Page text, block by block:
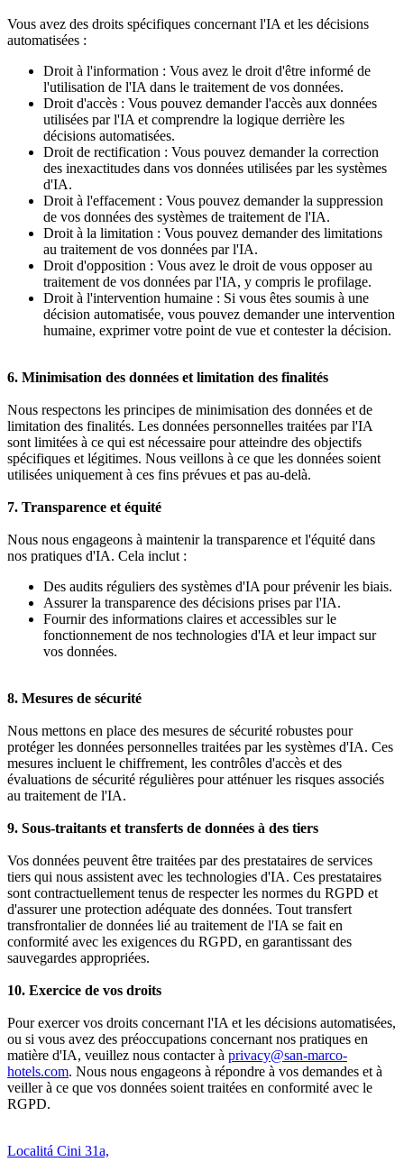
Vous avez des droits spécifiques concernant l'IA et les décisions
automatisées :
Droit à l'information : Vous avez le droit d'être informé de
l'utilisation de l'IA dans le traitement de vos données.
Droit d'accès : Vous pouvez demander l'accès aux données
utilisées par l'IA et comprendre la logique derrière les
décisions automatisées.
Droit de rectification : Vous pouvez demander la correction
des inexactitudes dans vos données utilisées par les systèmes
d'IA.
Droit à l'effacement : Vous pouvez demander la suppression
de vos données des systèmes de traitement de l'IA.
Droit à la limitation : Vous pouvez demander des limitations
au traitement de vos données par l'IA.
Droit d'opposition : Vous avez le droit de vous opposer au
traitement de vos données par l'IA, y compris le profilage.
Droit à l'intervention humaine : Si vous êtes soumis à une
décision automatisée, vous pouvez demander une intervention
humaine, exprimer votre point de vue et contester la décision.
6. Minimisation des données et limitation des finalités
Nous respectons les principes de minimisation des données et de
limitation des finalités. Les données personnelles traitées par l'IA
sont limitées à ce qui est nécessaire pour atteindre des objectifs
spécifiques et légitimes. Nous veillons à ce que les données soient
utilisées uniquement à ces fins prévues et pas au-delà.
7. Transparence et équité
Nous nous engageons à maintenir la transparence et l'équité dans
nos pratiques d'IA. Cela inclut :
Des audits réguliers des systèmes d'IA pour prévenir les biais.
Assurer la transparence des décisions prises par l'IA.
Fournir des informations claires et accessibles sur le
fonctionnement de nos technologies d'IA et leur impact sur
vos données.
8. Mesures de sécurité
Nous mettons en place des mesures de sécurité robustes pour
protéger les données personnelles traitées par les systèmes d'IA. Ces
mesures incluent le chiffrement, les contrôles d'accès et des
évaluations de sécurité régulières pour atténuer les risques associés
au traitement de l'IA.
9. Sous-traitants et transferts de données à des tiers
Vos données peuvent être traitées par des prestataires de services
tiers qui nous assistent avec les technologies d'IA. Ces prestataires
sont contractuellement tenus de respecter les normes du RGPD et
d'assurer une protection adéquate des données. Tout transfert
transfrontalier de données lié au traitement de l'IA se fait en
conformité avec les exigences du RGPD, en garantissant des
sauvegardes appropriées.
10. Exercice de vos droits
Pour exercer vos droits concernant l'IA et les décisions automatisées,
ou si vous avez des préoccupations concernant nos pratiques en
matière d'IA, veuillez nous contacter à privacy@san-marco-
hotels.com. Nous nous engageons à répondre à vos demandes et à
veiller à ce que vos données soient traitées en conformité avec le
RGPD.
Localitá Cini 31a,